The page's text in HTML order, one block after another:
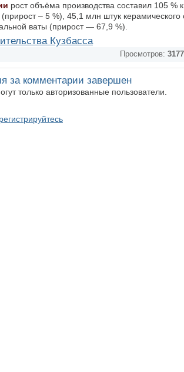
рост объёма производства составил 105 %
– 5 %), 45,1 млн штук керамического
ваты (прирост — 67,9 %).
Кузбасса
Просмотров: 3177
за комментарии завершен
только авторизованные пользователи.